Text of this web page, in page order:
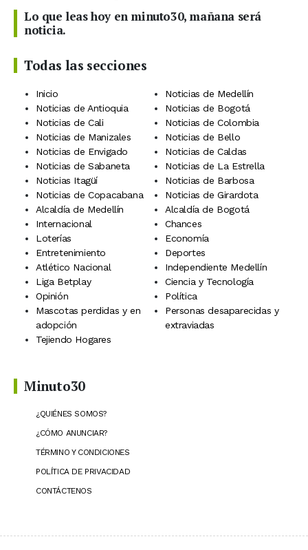
Lo que leas hoy en minuto30, mañana será
noticia.
Todas las secciones
Inicio
Noticias de Medellín
Noticias de Antioquia
Noticias de Bogotá
Noticias de Cali
Noticias de Colombia
Noticias de Manizales
Noticias de Bello
Noticias de Envigado
Noticias de Caldas
Noticias de Sabaneta
Noticias de La Estrella
Noticias Itagüí
Noticias de Barbosa
Noticias de Copacabana
Noticias de Girardota
Alcaldía de Medellín
Alcaldía de Bogotá
Internacional
Chances
Loterías
Economía
Entretenimiento
Deportes
Atlético Nacional
Independiente Medellín
Liga Betplay
Ciencia y Tecnología
Opinión
Política
Mascotas perdidas y en
adopción
Personas desaparecidas y
extraviadas
Tejiendo Hogares
Minuto30
¿QUIÉNES SOMOS?
¿CÓMO ANUNCIAR?
TÉRMINO Y CONDICIONES
POLÍTICA DE PRIVACIDAD
CONTÁCTENOS